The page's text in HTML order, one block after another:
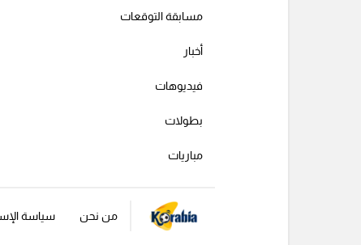
مسابقة التوقعات
أخبار
فيديوهات
بطولات
مباريات
من نحن سياسة